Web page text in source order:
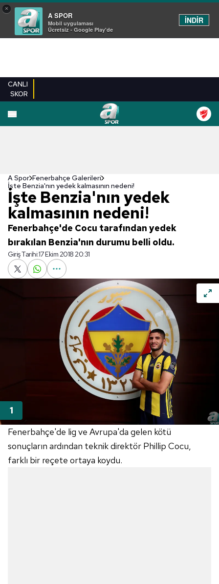
×
A SPOR
Mobil uygulaması
Ücretsiz - Google Play'de
İNDİR
CANLI
SKOR
EN YENILER
A Spor Fenerbahçe Galerileri
İşte Benzia'nın yedek kalmasının nedeni!
İşte Benzia'nın yedek
kalmasının nedeni!
Fenerbahçe'de Cocu tarafından yedek
bırakılan Benzia'nın durumu belli oldu.
Giriş Tarihi:17 Ekim 2018 20:31
Fenerbahçe'de lig ve Avrupa'da gelen kötü
sonuçların ardından teknik direktör Phillip Cocu,
farklı bir reçete ortaya koydu.